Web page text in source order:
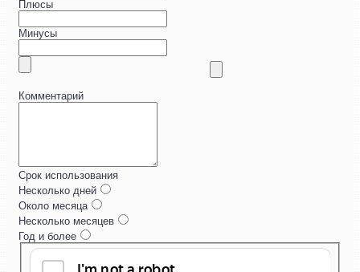
Плюсы
Минусы
Комментарий
Срок использования
Несколько дней
Около месяца
Несколько месяцев
Год и более